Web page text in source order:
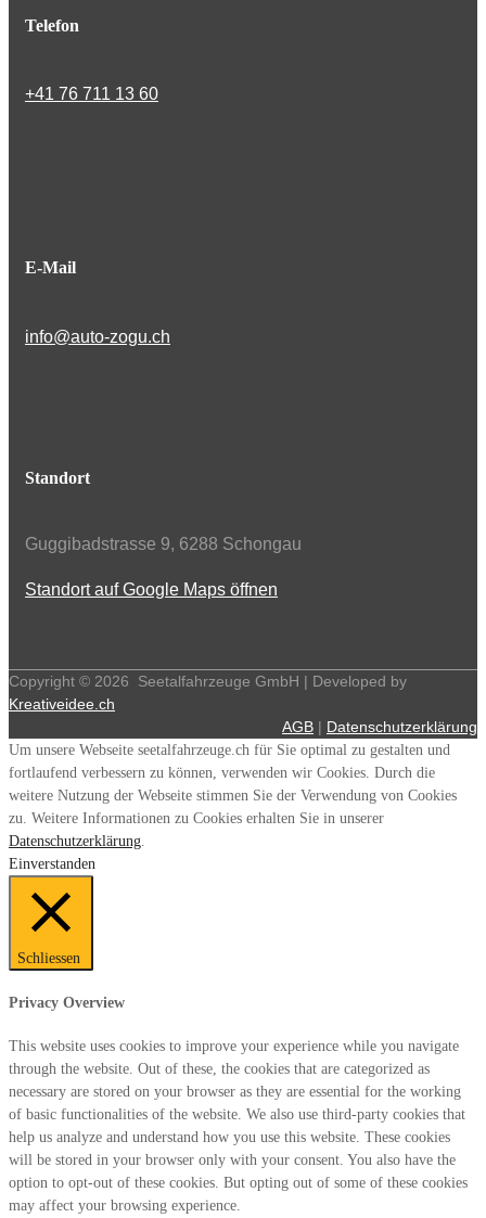
Telefon
+41 76 711 13 60
E-Mail
info@auto-zogu.ch
Standort
Guggibadstrasse 9, 6288 Schongau
Standort auf Google Maps öffnen
Copyright © 2026
Seetalfahrzeuge GmbH | Developed by
Kreativeidee.ch
AGB | Datenschutzerklärung
Um unsere Webseite seetalfahrzeuge.ch für Sie optimal zu gestalten und
fortlaufend verbessern zu können, verwenden wir Cookies. Durch die
weitere Nutzung der Webseite stimmen Sie der Verwendung von Cookies
zu. Weitere Informationen zu Cookies erhalten Sie in unserer
Datenschutzerklärung.
Einverstanden
Schliessen
Privacy Overview
This website uses cookies to improve your experience while you navigate
through the website. Out of these, the cookies that are categorized as
necessary are stored on your browser as they are essential for the working
of basic functionalities of the website. We also use third-party cookies that
help us analyze and understand how you use this website. These cookies
will be stored in your browser only with your consent. You also have the
option to opt-out of these cookies. But opting out of some of these cookies
may affect your browsing experience.